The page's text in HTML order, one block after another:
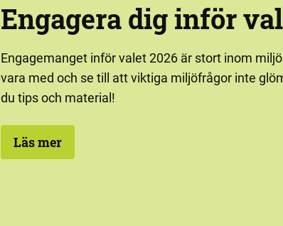
Engagera dig inför
Engagemanget inför valet 2026 är stort inom
vara med och se till att viktiga miljöfrågor inte
du tips och material!
Läs mer